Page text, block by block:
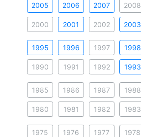
2005 2006 2007 2008
2000 2001 2002 2003
1995 1996 1997 1998
1990 1991 1992 1993
1985 1986 1987 1988
1980 1981 1982 1983
1975 1976 1977 1978